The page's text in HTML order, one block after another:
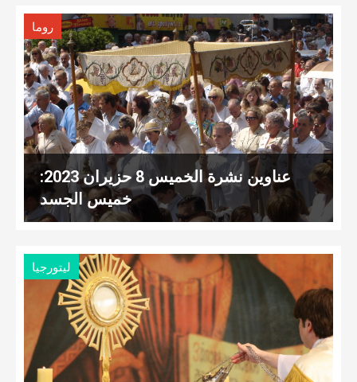
روما
عناوين نشرة الخميس 8 حزيران 2023:
خميس الجسد
ليتورجيا